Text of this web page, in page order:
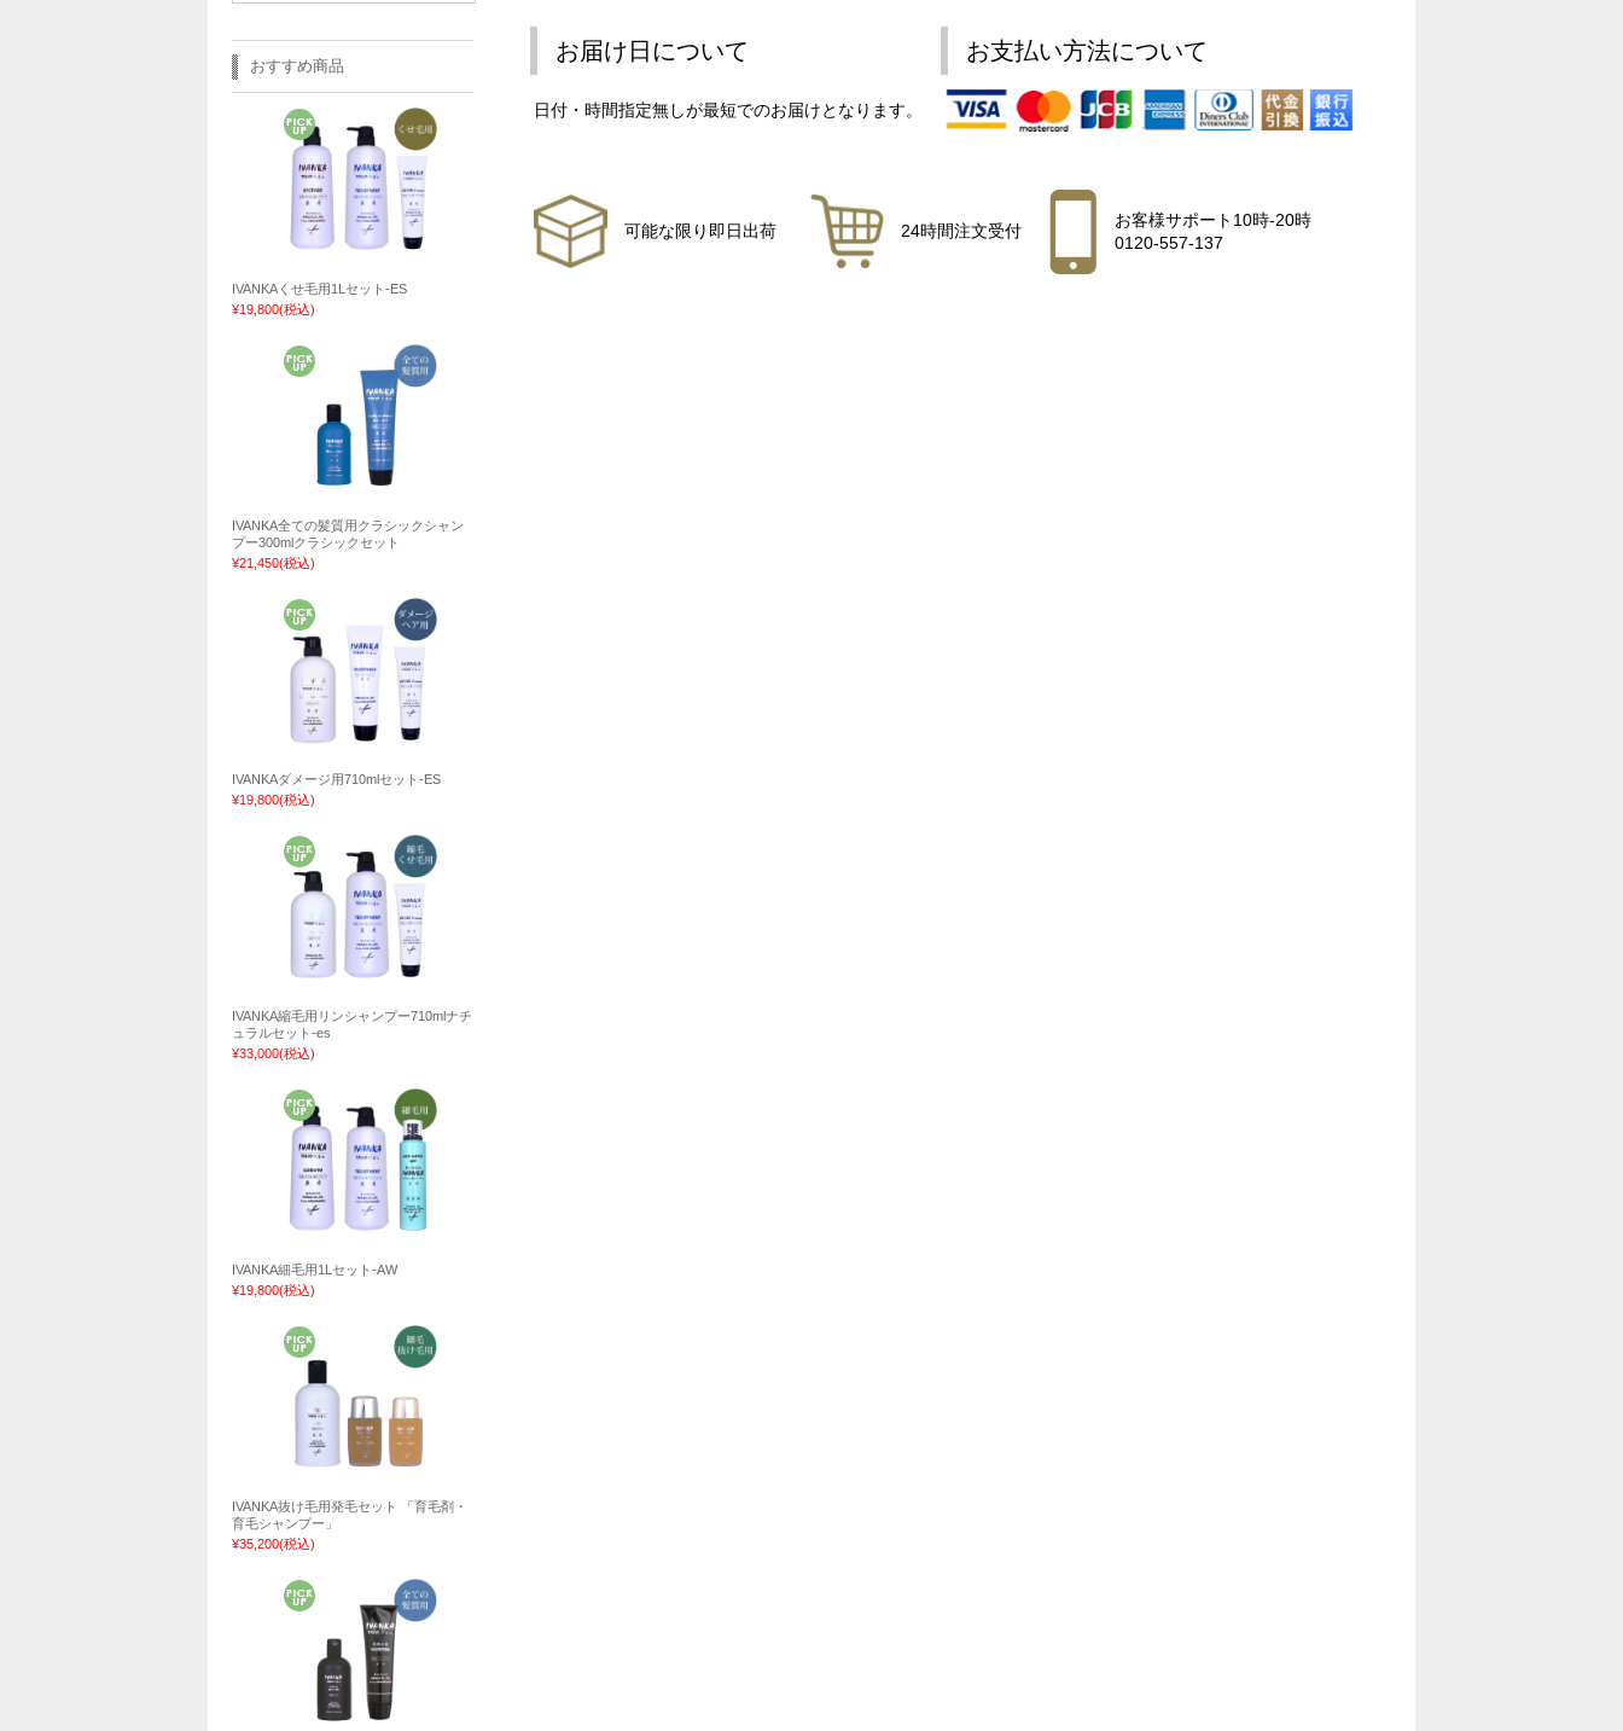
お届け日について お支払い方法について
日付・時間指定無しが最短でのお届けとなります。
可能な限り即日出荷 24時間注文受付
お客様サポート10時-20時
0120-557-137
おすすめ商品
IVANKAくせ毛用1Lセット-ES
¥19,800(税込)
IVANKA全ての髪質用クラシックシャン
プー300mlクラシックセット
¥21,450(税込)
IVANKAダメージ用710mlセット-ES
¥19,800(税込)
IVANKA縮毛用リンシャンプー710mlナチ
ュラルセット-es
¥33,000(税込)
IVANKA細毛用1Lセット-AW
¥19,800(税込)
IVANKA抜け毛用発毛セット 「育毛剤・
育毛シャンプー」
¥35,200(税込)